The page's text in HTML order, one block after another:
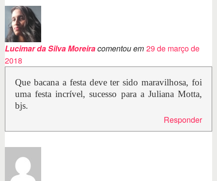
Lucimar da Silva Moreiracomentou em 29 de março de
2018
Que bacana a festa deve ter sido maravilhosa, foi
uma festa incrível, sucesso para a Juliana Motta,
bjs.
Responder